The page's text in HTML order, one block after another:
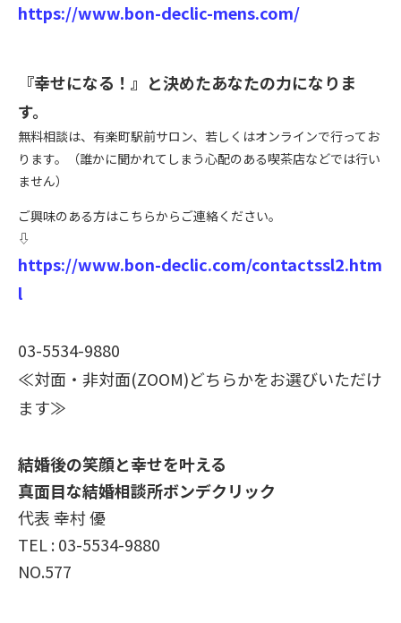
https://www.bon-declic-mens.com/
『幸せになる！』と決めたあなたの力になりま
す。
無料相談は、有楽町駅前サロン、若しくはオンラインで行ってお
ります。（誰かに聞かれてしまう心配のある喫茶店などでは行い
ません）
ご興味のある方はこちらからご連絡ください。
⇩
https://www.bon-declic.com/contactssl2.htm
l
03-5534-9880
≪対面・非対面(ZOOM)どちらかをお選びいただけ
ます≫
結婚後の笑顔と幸せを叶える
真面目な結婚相談所ボンデクリック
代表 幸村 優
TEL : 03-5534-9880
NO.577